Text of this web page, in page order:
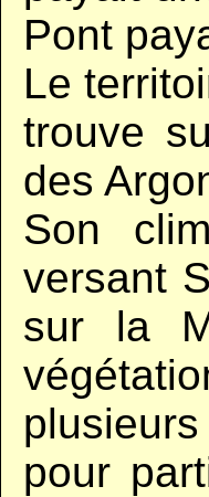
Pont
Le
trouve
des
Son
versant
sur la
pour